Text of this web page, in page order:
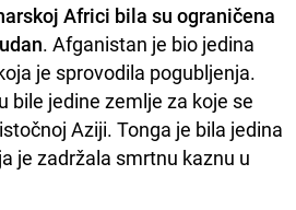
Africi bila su ograničena
. Afganistan je bio jedina
je sprovodila pogubljenja.
bile jedine zemlje za koje se
Aziji. Tonga je bila jedina
je zadržala smrtnu kaznu u